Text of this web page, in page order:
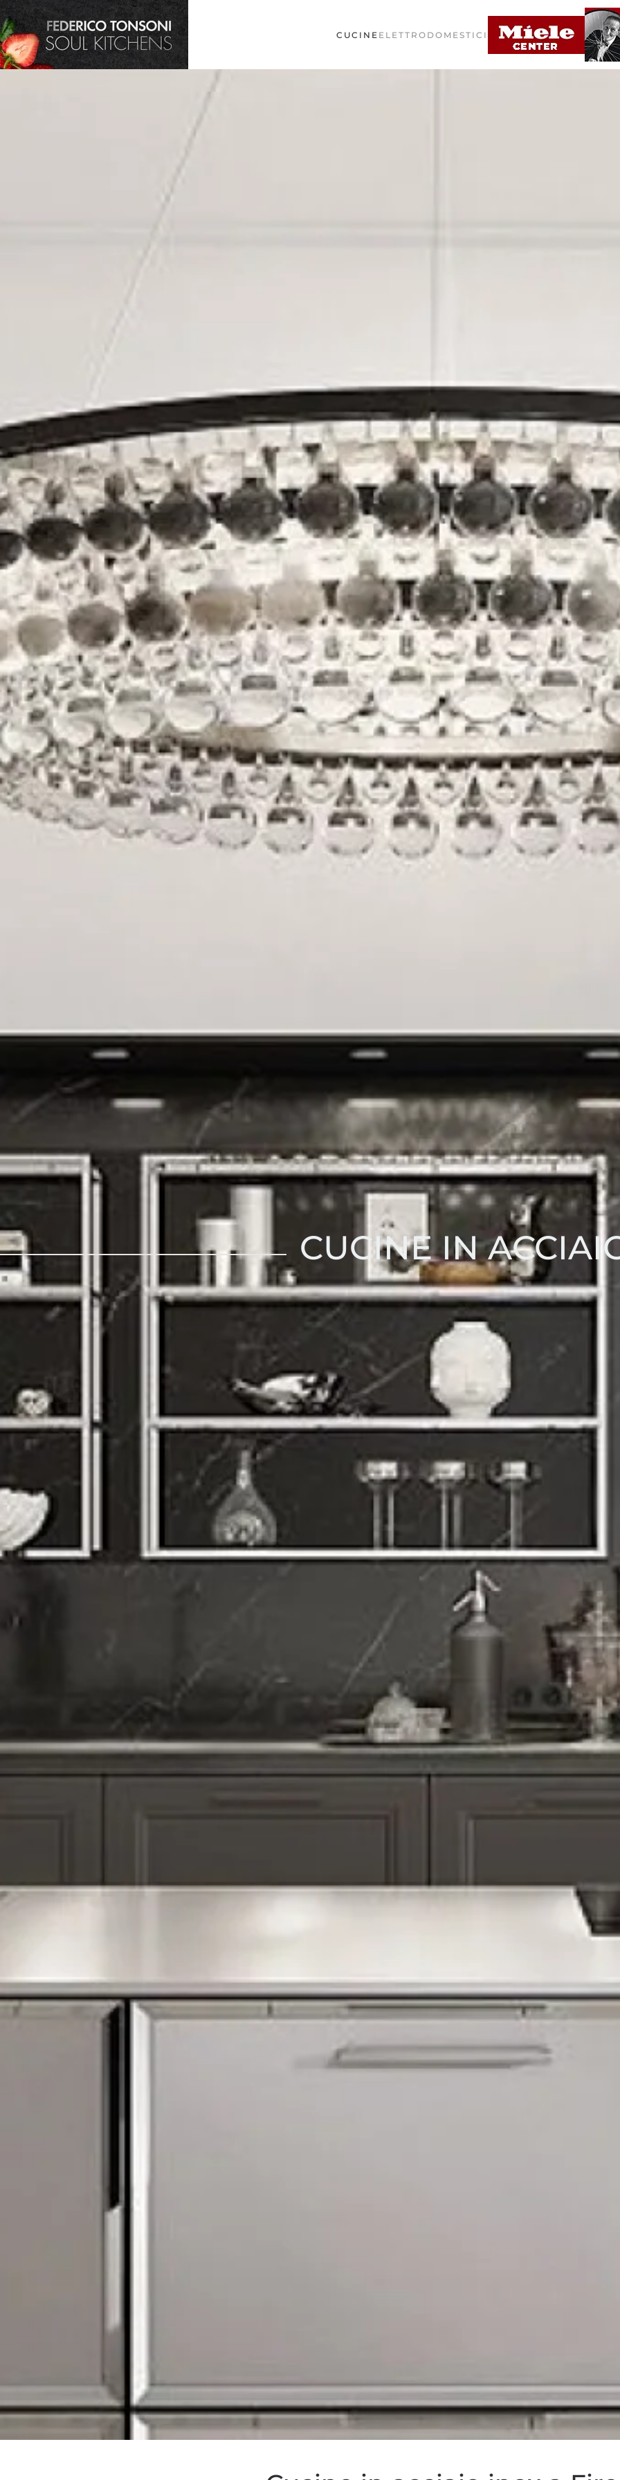
Skip to main content CUCINE ELETTRODOMESTICI
CUCINE IN